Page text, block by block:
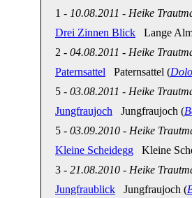
1 - 10.08.2011 - Heike
Drei Zinnen Blick Lange
2 - 04.08.2011 - Heike
Paternsattel Paternsattel (
5 - 03.08.2011 - Heike
Jungfraujoch Jungfraujoch (
5 - 03.09.2010 - Heike
Kleine Scheidegg Kleine
3 - 21.08.2010 - Heike
Jungfraublick Jungfraujoch (